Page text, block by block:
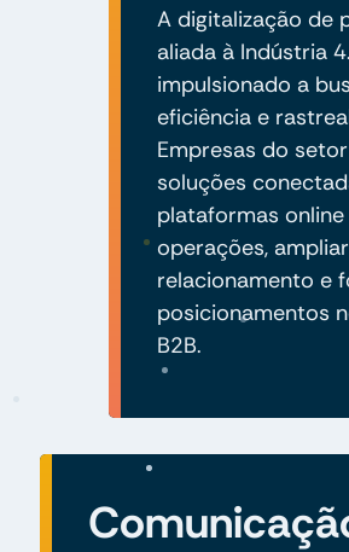
A digitalização de
aliada à Indústria
impulsionado a
eficiência e
Empresas do
soluções
plataformas
operações,
relacionamento e
posicionamentos
B2B.